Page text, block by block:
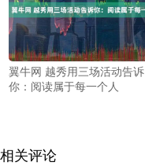
翼牛网 越秀用三场活动告诉
你：阅读属于每一个人
相关评论